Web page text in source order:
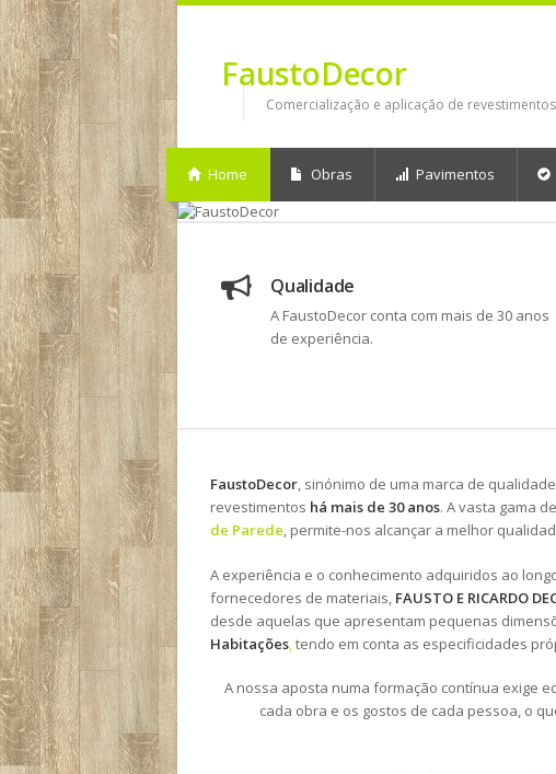
FaustoDecor
Comercialização e aplicação de revestimentos
Home Obras Pavimentos
Qualidade
A FaustoDecor conta com mais de 30 anos
de experiência.
FaustoDecor, sinónimo de uma marca de
revestimentos há mais de 30 anos. A vasta gama
de Parede, permite-nos alcançar a melhor
A experiência e o conhecimento adquiridos ao
fornecedores de materiais, FAUSTO E RICARDO
desde aquelas que apresentam pequenas
Habitações tendo em conta as especificidades
A nossa aposta numa formação contínua exige
cada obra e os gostos de cada pessoa, o